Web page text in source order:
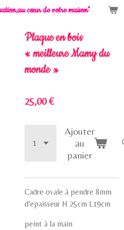
au cœur de votre maison"
Plaque en bois
« meilleure Mamy du
monde »
25,00 €
Ajouter
au
panier
Cadre ovale à pendre 8mm
d'epaisseur H 25cm L19cm
peint à la main